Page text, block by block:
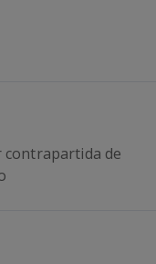
contrapartida de